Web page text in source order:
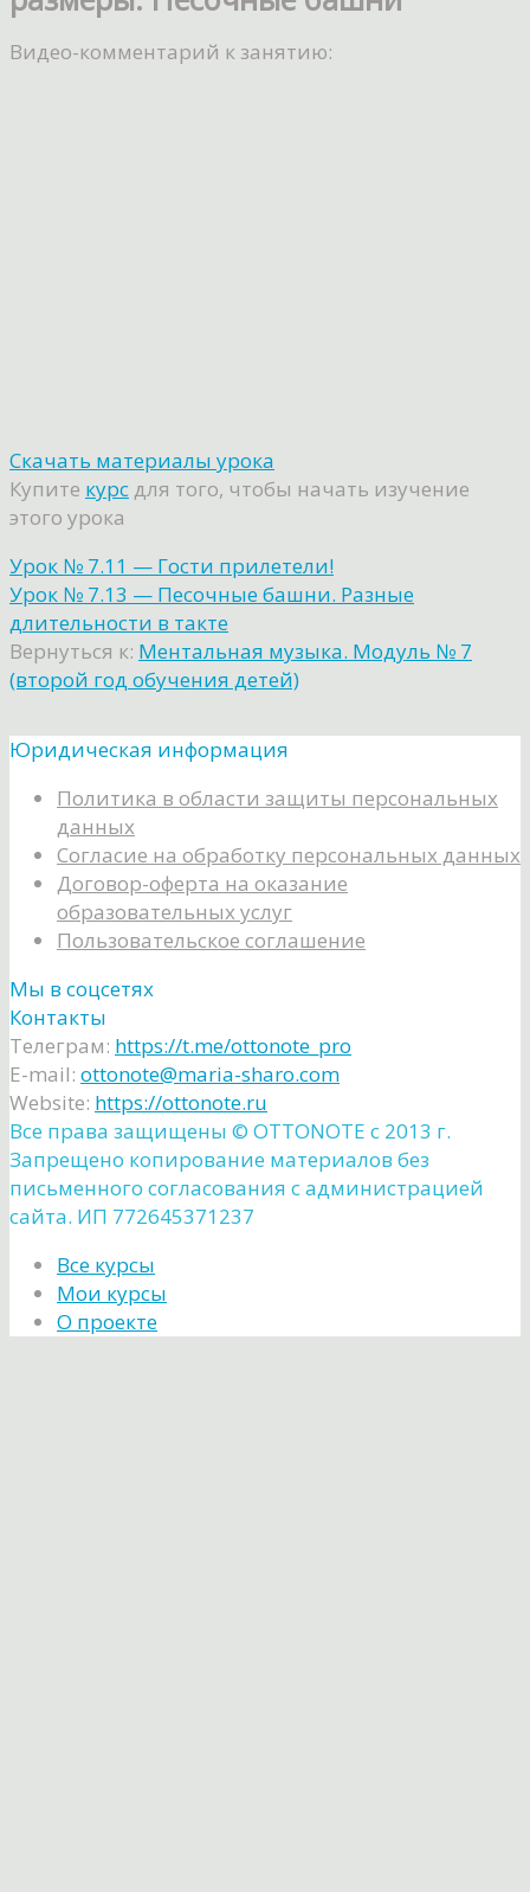
Видео-комментарий к занятию:
Скачать материалы урока
Купите курс для того, чтобы начать изучение
этого урока
Урок № 7.11 — Гости прилетели!
Урок № 7.13 — Песочные башни. Разные
длительности в такте
Вернуться к: Ментальная музыка. Модуль № 7
(второй год обучения детей)
Юридическая информация
Политика в области защиты персональных
данных
Согласие на обработку персональных данных
Договор-оферта на оказание
образовательных услуг
Пользовательское соглашение
Мы в соцсетях
Контакты
Телеграм: https://t.me/ottonote_pro
E-mail: ottonote@maria-sharo.com
Website: https://ottonote.ru
Все права защищены ©️ OTTONOTE с 2013 г.
Запрещено копирование материалов без
письменного согласования с администрацией
сайта. ИП 772645371237
Все курсы
Мои курсы
О проекте